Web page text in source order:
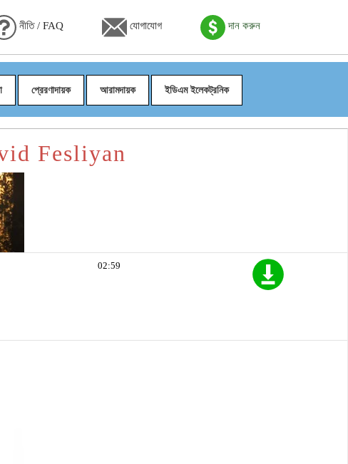
নীতি / FAQ যোগাযোগ দান করুন
প্রেরণাদায়ক আরামদায়ক ইডিএম ইলেকট্রনিক
Fesliyan
02:59